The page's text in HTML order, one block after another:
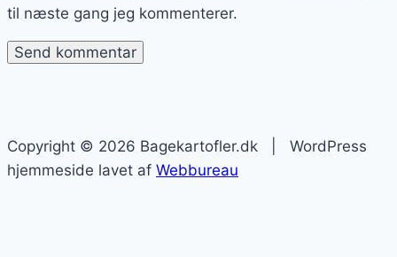
til næste gang jeg kommenterer.
Copyright © 2026 Bagekartofler.dk | WordPress
hjemmeside lavet af Webbureau